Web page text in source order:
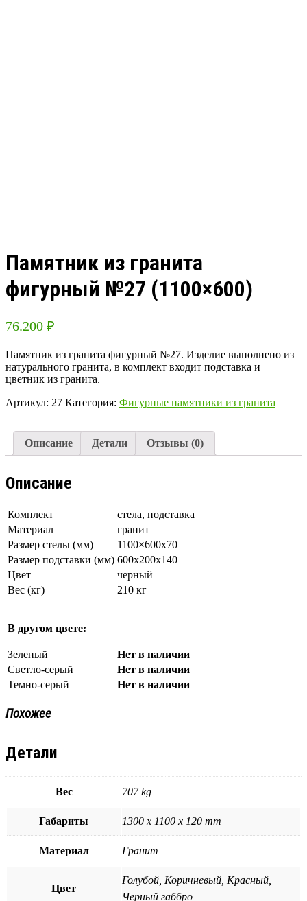
Памятник из гранита
фигурный №27 (1100×600)
76.200 ₽
Памятник из гранита фигурный №27. Изделие выполнено из
натурального гранита, в комплект входит подставка и
цветник из гранита.
Артикул: 27 Категория: Фигурные памятники из гранита
Описание Детали Отзывы (0)
Описание
Комплект
стела, подставка
Материал
гранит
Размер стелы (мм)
1100×600х70
Размер подставки (мм) 600х200х140
Цвет
черный
Вес (кг)
210 кг
В другом цвете:
Зеленый
Нет в наличии
Светло-серый
Нет в наличии
Темно-серый
Нет в наличии
Похожее
Детали
Вес 707 kg
Габариты 1300 x 1100 x 120 mm
Материал Гранит
Цвет
Голубой, Коричневый, Красный,
Черный габбро